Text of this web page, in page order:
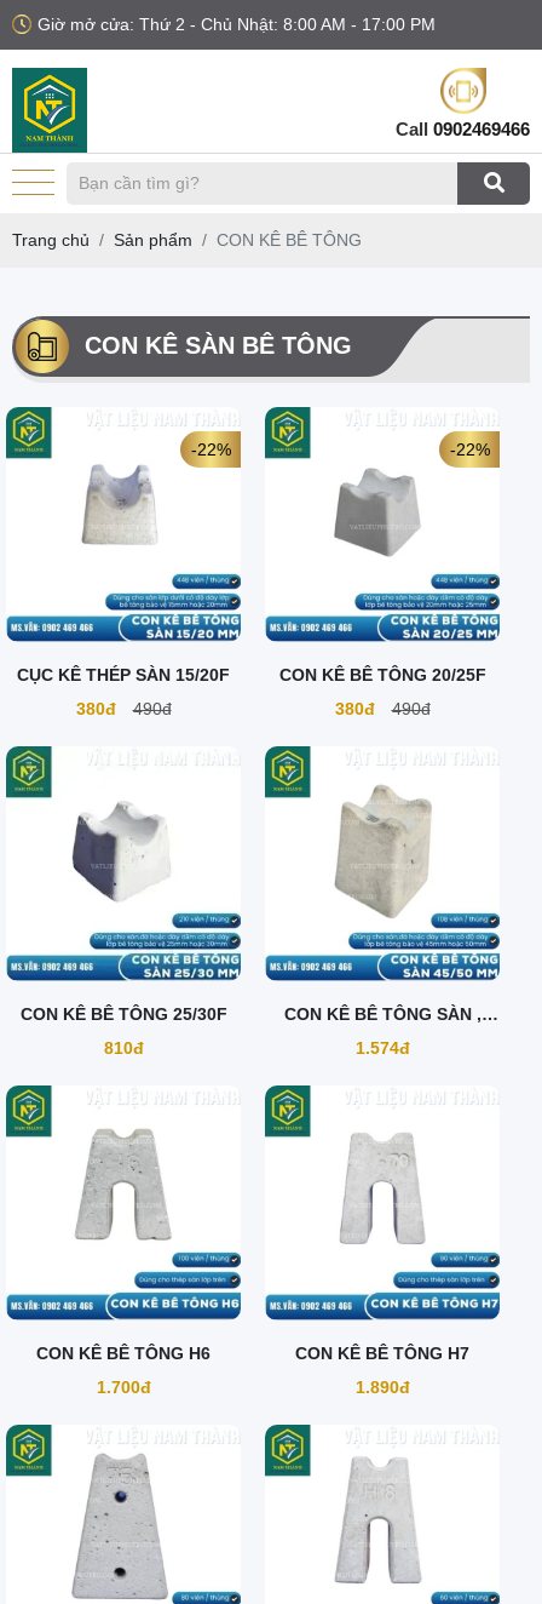
Giờ mở cửa: Thứ 2 - Chủ Nhật: 8:00 AM - 17:00 PM
Call 0902469466
Trang chủ Sản phẩm CON KÊ BÊ TÔNG
CON KÊ SÀN BÊ TÔNG
CỤC KÊ THÉP SÀN 15/20F
380đ
490đ
-22%
CON KÊ BÊ TÔNG 20/25F
380đ
490đ
-22%
CON KÊ BÊ TÔNG 25/30F
810đ
CON KÊ BÊ TÔNG SÀN ,
DẦM 45/50F
1.574đ
CON KÊ BÊ TÔNG H6
1.700đ
CON KÊ BÊ TÔNG H7
1.890đ